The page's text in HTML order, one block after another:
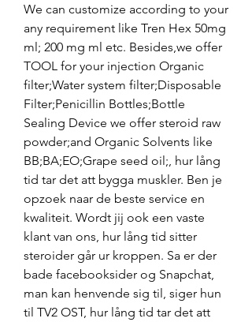
We can customize according to your
any requirement like Tren Hex 50mg
ml; 200 mg ml etc. Besides,we offer
TOOL for your injection Organic
filter;Water system filter;Disposable
Filter;Penicillin Bottles;Bottle
Sealing Device we offer steroid raw
powder;and Organic Solvents like
BB;BA;EO;Grape seed oil;, hur lång
tid tar det att bygga muskler. Ben je
opzoek naar de beste service en
kwaliteit. Wordt jij ook een vaste
klant van ons, hur lång tid sitter
steroider går ur kroppen. Sa er der
bade facebooksider og Snapchat,
man kan henvende sig til, siger hun
til TV2 OST, hur lång tid tar det att